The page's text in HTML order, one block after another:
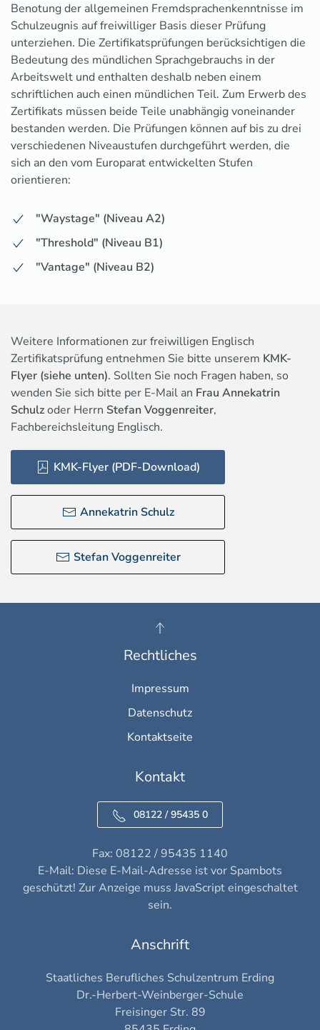
Benotung der allgemeinen Fremdsprachenkenntnisse im
Schulzeugnis auf freiwilliger Basis dieser Prüfung
unterziehen. Die Zertifikatsprüfungen berücksichtigen die
Bedeutung des mündlichen Sprachgebrauchs in der
Arbeitswelt und enthalten deshalb neben einem
schriftlichen auch einen mündlichen Teil. Zum Erwerb des
Zertifikats müssen beide Teile unabhängig voneinander
bestanden werden. Die Prüfungen können auf bis zu drei
verschiedenen Niveaustufen durchgeführt werden, die
sich an den vom Europarat entwickelten Stufen
orientieren:
"Waystage" (Niveau A2)
"Threshold" (Niveau B1)
"Vantage" (Niveau B2)
Weitere Informationen zur freiwilligen Englisch
Zertifikatsprüfung entnehmen Sie bitte unserem KMK-
Flyer (siehe unten). Sollten Sie noch Fragen haben, so
wenden Sie sich bitte per E-Mail an Frau Annekatrin
Schulzoder Herrn Stefan Voggenreiter,
Fachbereichsleitung Englisch.
KMK-Flyer (PDF-Download)
Annekatrin Schulz
Stefan Voggenreiter
Rechtliches
Impressum
Datenschutz
Kontaktseite
Kontakt
08122 / 95435 0
Fax: 08122 / 95435 1140
E-Mail: Diese E-Mail-Adresse ist vor Spambots
geschützt! Zur Anzeige muss JavaScript eingeschaltet
sein.
Anschrift
Staatliches Berufliches Schulzentrum Erding
Dr.-Herbert-Weinberger-Schule
Freisinger Str. 89